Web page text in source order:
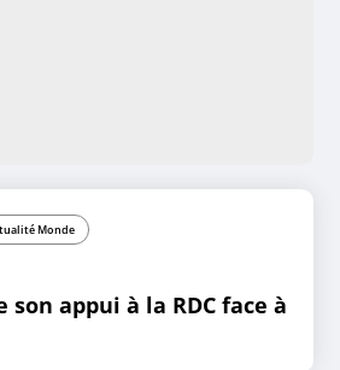
Monde
son appui à la RDC face à